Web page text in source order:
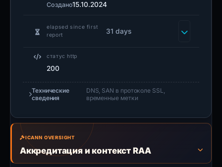
Создано15.10.2024
elapsed since first
report
31 days
статус http
200
Технические
сведения
DNS, SAN в протоколе SSL,
временные метки
ICANN OVERSIGHT
Аккредитация и контекст RAA